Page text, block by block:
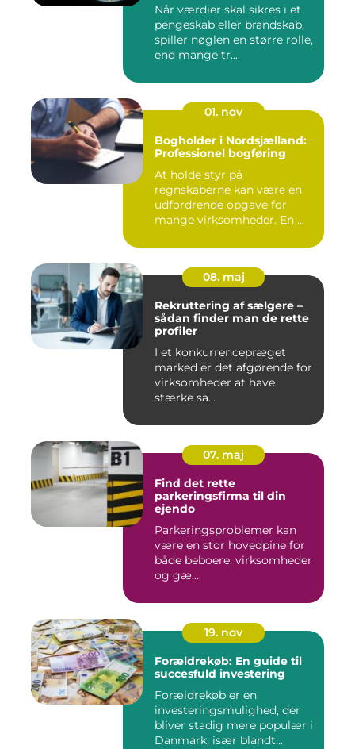
Når værdier skal sikres i et
pengeskab eller brandskab,
spiller nøglen en større rolle,
end mange tr...
01. nov
Bogholder i Nordsjælland:
Professionel bogføring
At holde styr på
regnskaberne kan være en
udfordrende opgave for
mange virksomheder. En ...
08. maj
Rekruttering af sælgere –
sådan finder man de rette
profiler
I et konkurrencepræget
marked er det afgørende for
virksomheder at have
stærke sa...
07. maj
Find det rette
parkeringsfirma til din
ejendo
Parkeringsproblemer kan
være en stor hovedpine for
både beboere, virksomheder
og gæ...
19. nov
Forældrekøb: En guide til
succesfuld investering
Forældrekøb er en
investeringsmulighed, der
bliver stadig mere populær i
Danmark, især blandt